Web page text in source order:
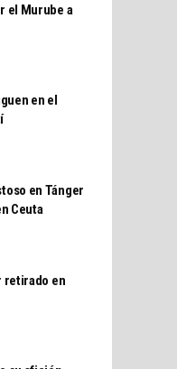
el Murube a
en el
en Tánger
Ceuta
retirado en